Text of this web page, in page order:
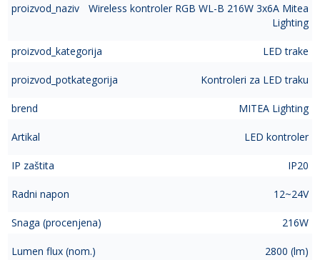
proizvod_naziv
Wireless kontroler RGB WL-B 216W 3x6A Mitea
Lighting
proizvod_kategorija LED trake
proizvod_potkategorija Kontroleri za LED traku
brend MITEA Lighting
Artikal LED kontroler
IP zaštita IP20
Radni napon 12~24V
Snaga (procenjena) 216W
Lumen flux (nom.) 2800 (lm)